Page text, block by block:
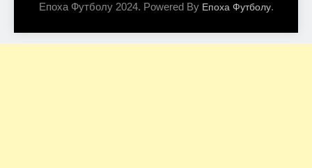
Епоха Футболу 2024. Powered By Епоха Футболу.